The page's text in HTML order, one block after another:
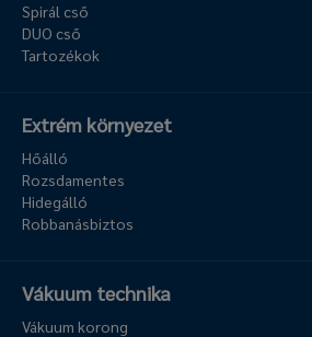
Spirál cső
DUO cső
Tartozékok
Extrém környezet
Hőálló
Rozsdamentes
Hidegálló
Robbanásbiztos
Vákuum technika
Vákuum korong